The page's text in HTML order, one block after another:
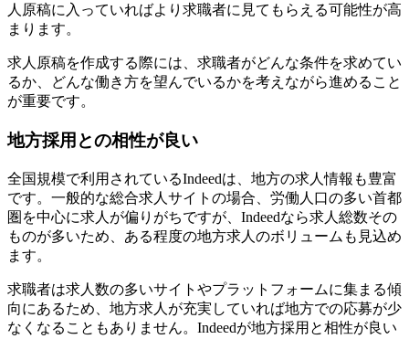
人原稿に入っていればより求職者に見てもらえる可能性が高
まります。
求人原稿を作成する際には、求職者がどんな条件を求めてい
るか、どんな働き方を望んでいるかを考えながら進めること
が重要です。
地方採用との相性が良い
全国規模で利用されているIndeedは、地方の求人情報も豊富
です。一般的な総合求人サイトの場合、労働人口の多い首都
圏を中心に求人が偏りがちですが、Indeedなら求人総数その
ものが多いため、ある程度の地方求人のボリュームも見込め
ます。
求職者は求人数の多いサイトやプラットフォームに集まる傾
向にあるため、地方求人が充実していれば地方での応募が少
なくなることもありません。Indeedが地方採用と相性が良い